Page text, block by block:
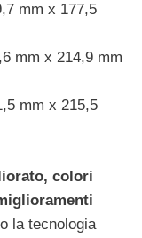
mm x 177,5
mm x 214,9 mm
mm x 215,5
colori
la tecnologia